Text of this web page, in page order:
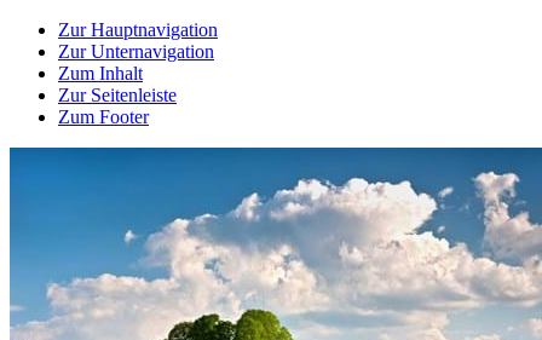
Zur Hauptnavigation
Zur Unternavigation
Zum Inhalt
Zur Seitenleiste
Zum Footer